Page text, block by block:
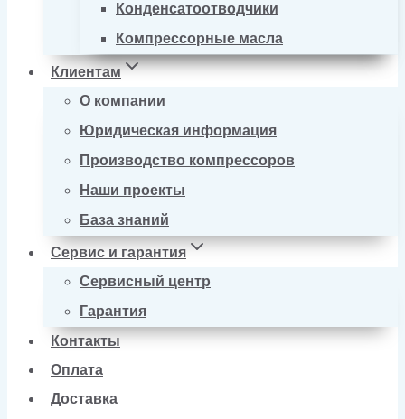
Конденсатоотводчики
Компрессорные масла
Клиентам
О компании
Юридическая информация
Производство компрессоров
Наши проекты
База знаний
Сервис и гарантия
Сервисный центр
Гарантия
Контакты
Оплата
Доставка